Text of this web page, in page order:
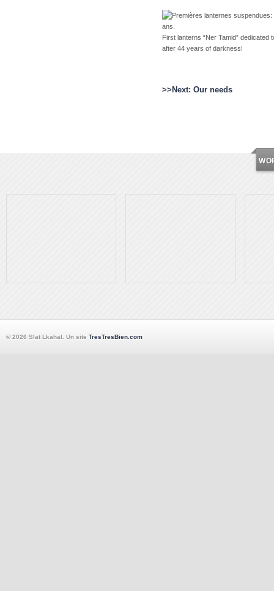
First lanterns “Ner Tamid”
after 44 years of darkness!
>>Next: Our needs
© 2026 Slat Lkahal. Un site TresTresBien.com